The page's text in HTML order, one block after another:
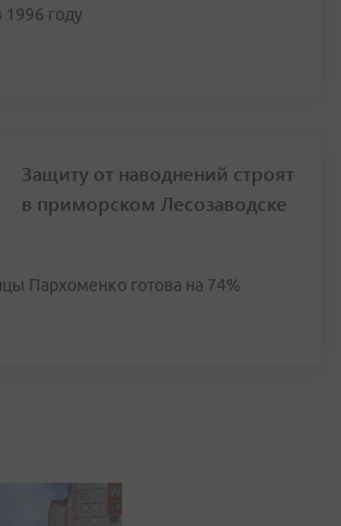
1996 году
Защиту от наводнений строят
в приморском Лесозаводске
Пархоменко готова на 74%